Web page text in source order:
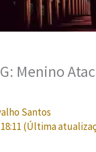
Menino
Santos
(Última